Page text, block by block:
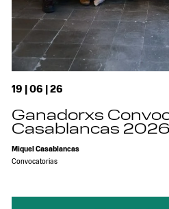
19 | 06 | 26
Ganadorxs
Casablancas 2026
Miquel Casablancas
Convocatorias